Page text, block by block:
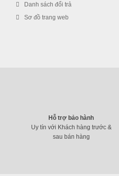
Danh sách đổi trả
Sơ đồ trang web
Hỗ trợ bảo hành
Uy tín với Khách hàng trước &
sau bán hàng